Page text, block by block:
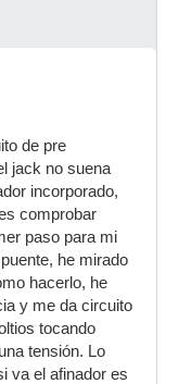
de pre
jack no suena
incorporado,
comprobar
paso para mi
he mirado
hacerlo, he
y me da circuito
tocando
tensión. Lo
va el afinador es